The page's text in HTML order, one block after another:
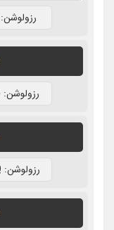
رزولوشن: 720p
رزولوشن: 1080p
رزولوشن: 1080Q